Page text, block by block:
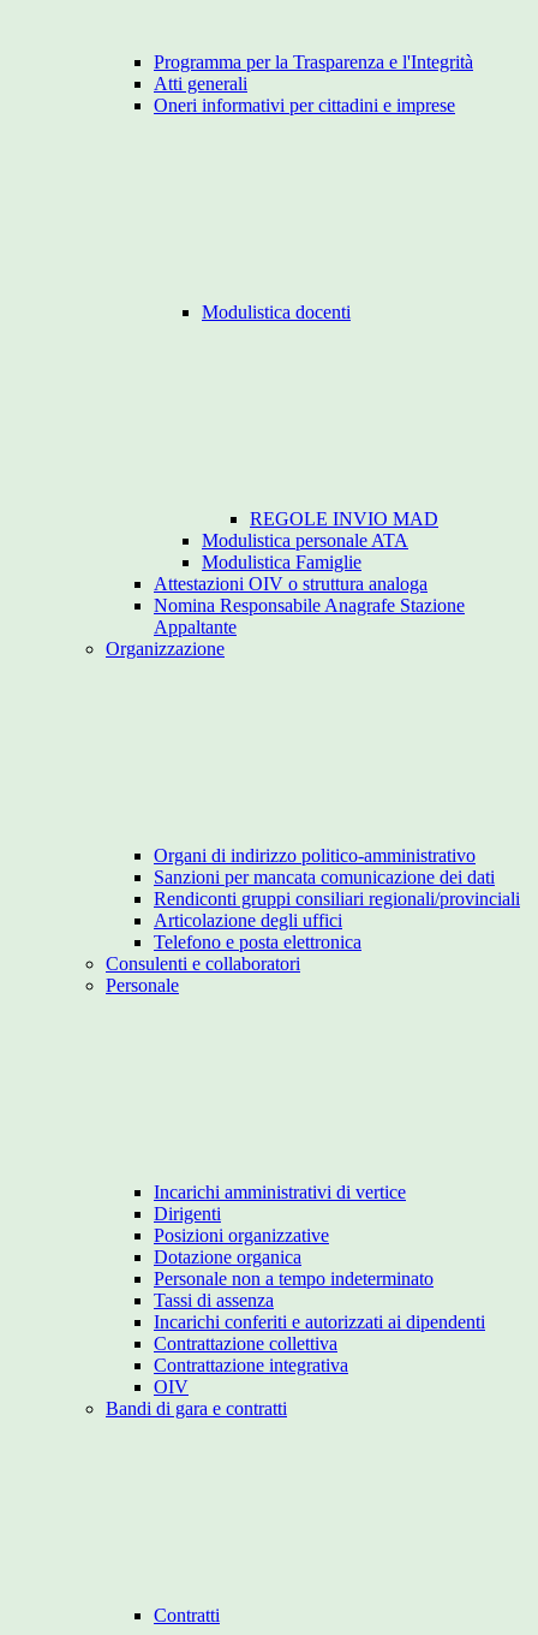
Programma per la Trasparenza e l'Integrità
Atti generali
Oneri informativi per cittadini e imprese
Modulistica docenti
REGOLE INVIO MAD
Modulistica personale ATA
Modulistica Famiglie
Attestazioni OIV o struttura analoga
Nomina Responsabile Anagrafe Stazione
Appaltante
Organizzazione
Organi di indirizzo politico-amministrativo
Sanzioni per mancata comunicazione dei dati
Rendiconti gruppi consiliari regionali/provinciali
Articolazione degli uffici
Telefono e posta elettronica
Consulenti e collaboratori
Personale
Incarichi amministrativi di vertice
Dirigenti
Posizioni organizzative
Dotazione organica
Personale non a tempo indeterminato
Tassi di assenza
Incarichi conferiti e autorizzati ai dipendenti
Contrattazione collettiva
Contrattazione integrativa
OIV
Bandi di gara e contratti
Contratti